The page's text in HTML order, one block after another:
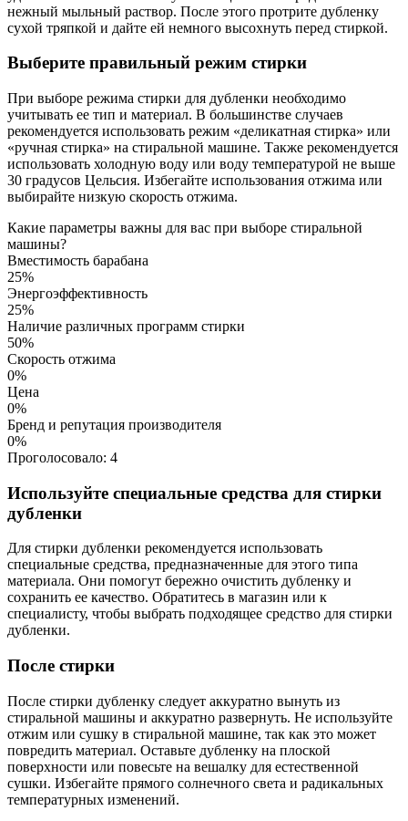
нежный мыльный раствор. После этого протрите дубленку
сухой тряпкой и дайте ей немного высохнуть перед стиркой.
Выберите правильный режим стирки
При выборе режима стирки для дубленки необходимо
учитывать ее тип и материал. В большинстве случаев
рекомендуется использовать режим «деликатная стирка» или
«ручная стирка» на стиральной машине. Также рекомендуется
использовать холодную воду или воду температурой не выше
30 градусов Цельсия. Избегайте использования отжима или
выбирайте низкую скорость отжима.
Какие параметры важны для вас при выборе стиральной
машины?
Вместимость барабана
25%
Энергоэффективность
25%
Наличие различных программ стирки
50%
Скорость отжима
0%
Цена
0%
Бренд и репутация производителя
0%
Проголосовало: 4
Используйте специальные средства для стирки
дубленки
Для стирки дубленки рекомендуется использовать
специальные средства, предназначенные для этого типа
материала. Они помогут бережно очистить дубленку и
сохранить ее качество. Обратитесь в магазин или к
специалисту, чтобы выбрать подходящее средство для стирки
дубленки.
После стирки
После стирки дубленку следует аккуратно вынуть из
стиральной машины и аккуратно развернуть. Не используйте
отжим или сушку в стиральной машине, так как это может
повредить материал. Оставьте дубленку на плоской
поверхности или повесьте на вешалку для естественной
сушки. Избегайте прямого солнечного света и радикальных
температурных изменений.